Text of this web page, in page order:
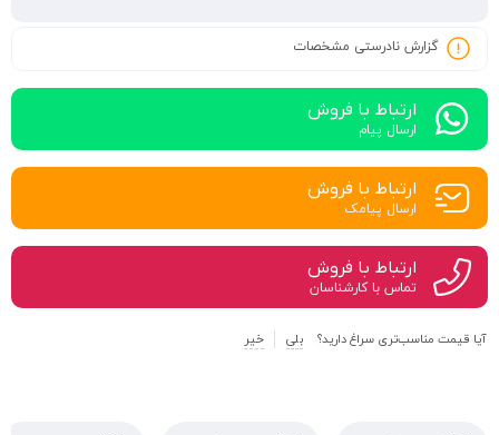
گزارش نادرستی مشخصات
ارتباط با فروش
ارسال پیام
ارتباط با فروش
ارسال پیامک
ارتباط با فروش
تماس با کارشناسان
آیا قیمت مناسب‌تری سراغ دارید؟ بلی خیر